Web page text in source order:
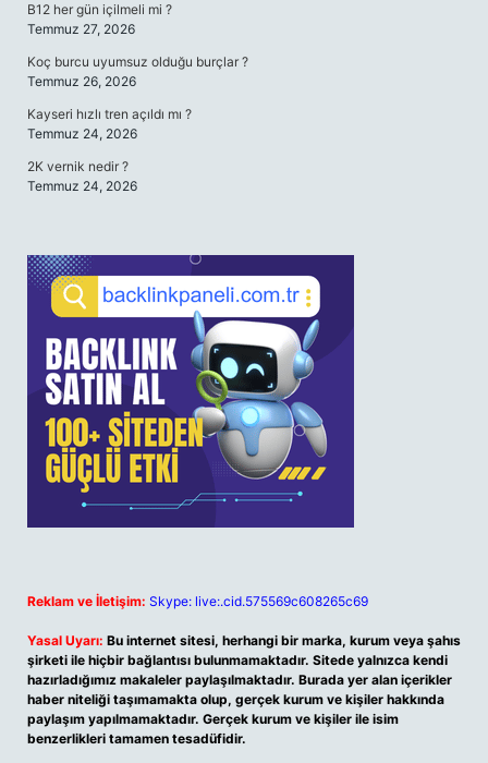
B12 her gün içilmeli mi ?
Temmuz 27, 2026
Koç burcu uyumsuz olduğu burçlar ?
Temmuz 26, 2026
Kayseri hızlı tren açıldı mı ?
Temmuz 24, 2026
2K vernik nedir ?
Temmuz 24, 2026
Reklam ve İletişim: Skype: live:.cid.575569c608265c69
Yasal Uyarı: Bu internet sitesi, herhangi bir marka, kurum veya şahıs
şirketi ile hiçbir bağlantısı bulunmamaktadır. Sitede yalnızca kendi
hazırladığımız makaleler paylaşılmaktadır. Burada yer alan içerikler
haber niteliği taşımamakta olup, gerçek kurum ve kişiler hakkında
paylaşım yapılmamaktadır. Gerçek kurum ve kişiler ile isim
benzerlikleri tamamen tesadüfidir.